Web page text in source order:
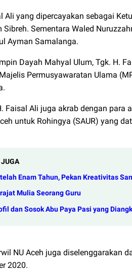
Ali yang dipercayakan sebagai
Sibreh. Sementara Waled
Ayman Samalanga.
Dayah Mahyal Ulum, Tgk. H.
Permusyawaratan Ulama
Faisal Ali juga akrab dengan
untuk Rohingya (SAUR) yang
Enam Tahun, Pekan Kreativitas
Mulia Seorang Guru
dan Sosok Abu Paya Pasi yang
NU Aceh juga diselenggarakan
2020.